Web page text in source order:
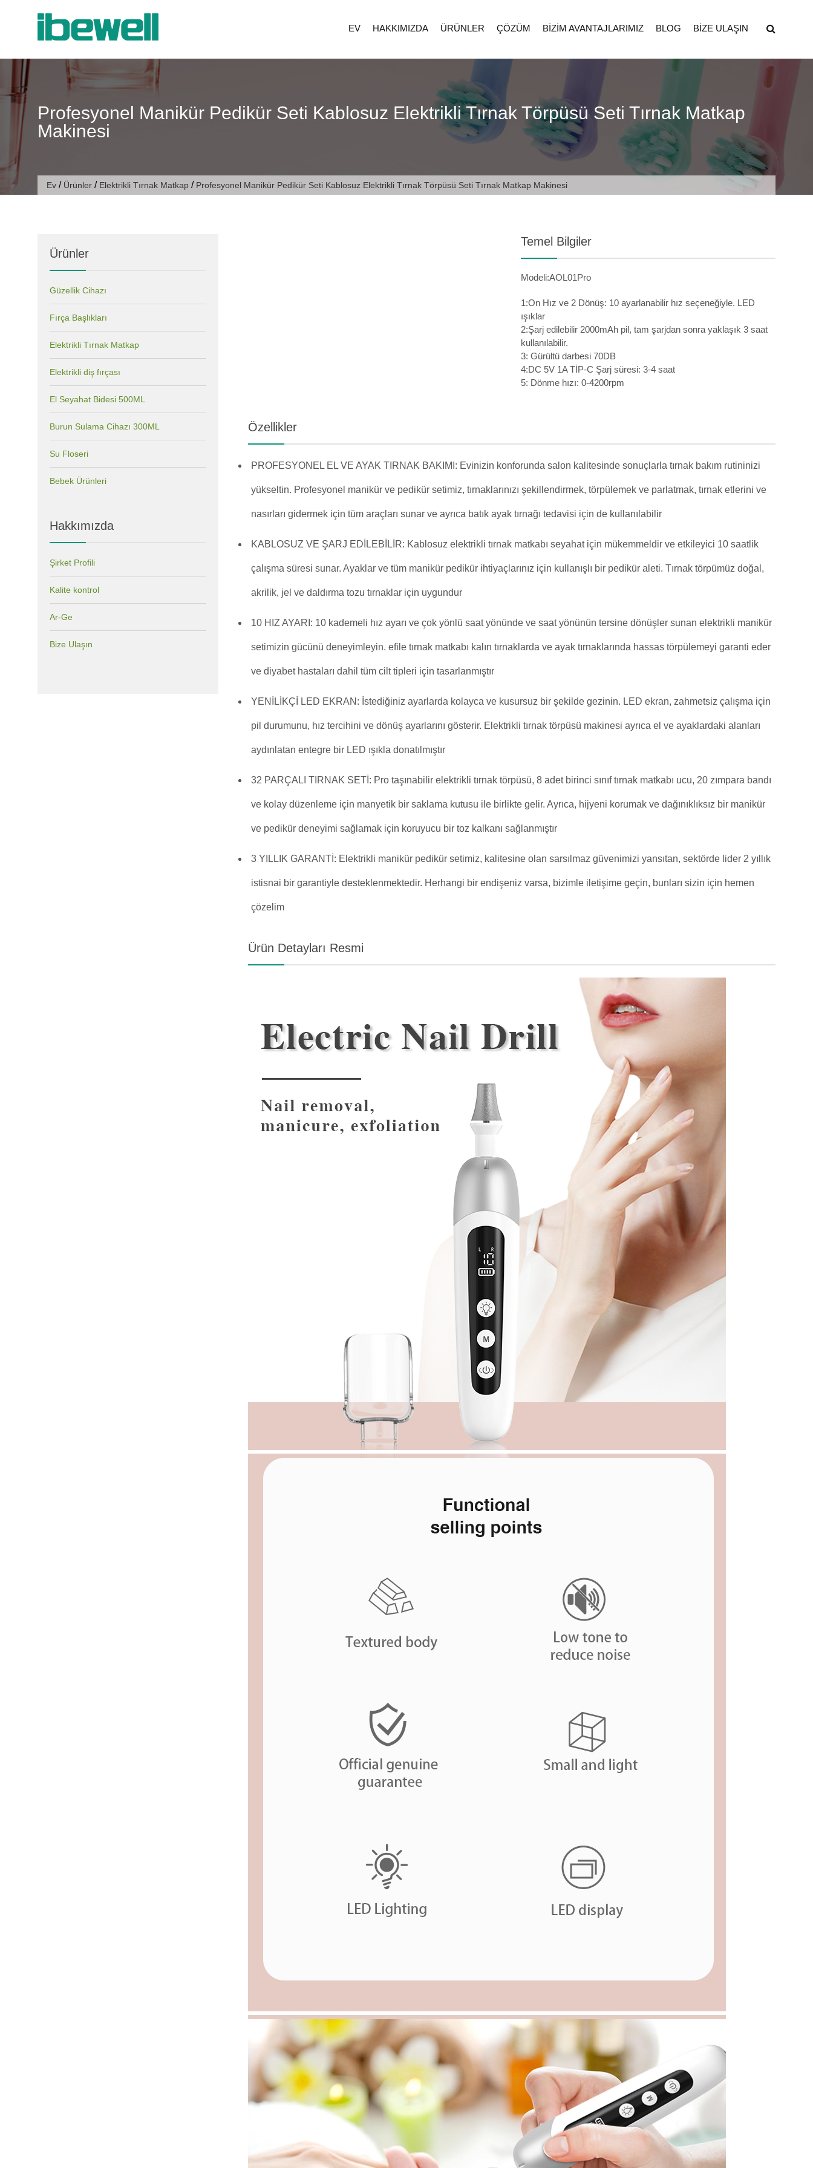
EV HAKKIMIZDA ÜRÜNLER ÇÖZÜM BIZIM AVANTAJLARIMIZ BLOG BIZE ULAŞIN
Profesyonel Manikür Pedikür Seti Kablosuz Elektrikli Tırnak Törpüsü Seti Tırnak Matkap
Makinesi
Ev / Ürünler / Elektrikli Tırnak Matkap / Profesyonel Manikür Pedikür Seti Kablosuz Elektrikli Tırnak Törpüsü Seti Tırnak Matkap Makinesi
Temel Bilgiler
Modeli:AOL01Pro
1:On Hız ve 2 Dönüş: 10 ayarlanabilir hız seçeneğiyle. LED
ışıklar
2:Şarj edilebilir 2000mAh pil, tam şarjdan sonra yaklaşık 3 saat
kullanılabilir.
3: Gürültü darbesi 70DB
4:DC 5V 1A TİP-C Şarj süresi: 3-4 saat
5: Dönme hızı: 0-4200rpm
Özellikler
PROFESYONEL EL VE AYAK TIRNAK BAKIMI: Evinizin konforunda salon kalitesinde sonuçlarla tırnak bakım rutininizi
yükseltin. Profesyonel manikür ve pedikür setimiz, tırnaklarınızı şekillendirmek, törpülemek ve parlatmak, tırnak etlerini ve
nasırları gidermek için tüm araçları sunar ve ayrıca batık ayak tırnağı tedavisi için de kullanılabilir
KABLOSUZ VE ŞARJ EDİLEBİLİR: Kablosuz elektrikli tırnak matkabı seyahat için mükemmeldir ve etkileyici 10 saatlik
çalışma süresi sunar. Ayaklar ve tüm manikür pedikür ihtiyaçlarınız için kullanışlı bir pedikür aleti. Tırnak törpümüz doğal,
akrilik, jel ve daldırma tozu tırnaklar için uygundur
10 HIZ AYARI: 10 kademeli hız ayarı ve çok yönlü saat yönünde ve saat yönünün tersine dönüşler sunan elektrikli manikür
setimizin gücünü deneyimleyin. efile tırnak matkabı kalın tırnaklarda ve ayak tırnaklarında hassas törpülemeyi garanti eder
ve diyabet hastaları dahil tüm cilt tipleri için tasarlanmıştır
YENİLİKÇİ LED EKRAN: İstediğiniz ayarlarda kolayca ve kusursuz bir şekilde gezinin. LED ekran, zahmetsiz çalışma için
pil durumunu, hız tercihini ve dönüş ayarlarını gösterir. Elektrikli tırnak törpüsü makinesi ayrıca el ve ayaklardaki alanları
aydınlatan entegre bir LED ışıkla donatılmıştır
32 PARÇALI TIRNAK SETİ: Pro taşınabilir elektrikli tırnak törpüsü, 8 adet birinci sınıf tırnak matkabı ucu, 20 zımpara bandı
ve kolay düzenleme için manyetik bir saklama kutusu ile birlikte gelir. Ayrıca, hijyeni korumak ve dağınıklıksız bir manikür
ve pedikür deneyimi sağlamak için koruyucu bir toz kalkanı sağlanmıştır
3 YILLIK GARANTİ: Elektrikli manikür pedikür setimiz, kalitesine olan sarsılmaz güvenimizi yansıtan, sektörde lider 2 yıllık
istisnai bir garantiyle desteklenmektedir. Herhangi bir endişeniz varsa, bizimle iletişime geçin, bunları sizin için hemen
çözelim
Ürün Detayları Resmi
Ürünler
Güzellik Cihazı
Fırça Başlıkları
Elektrikli Tırnak Matkap
Elektrikli diş fırçası
El Seyahat Bidesi 500ML
Burun Sulama Cihazı 300ML
Su Floseri
Bebek Ürünleri
Hakkımızda
Şirket Profili
Kalite kontrol
Ar-Ge
Bize Ulaşın